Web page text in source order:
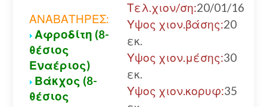
ΑΝΑΒΑΤΗΡΕΣ:
Αφροδίτη (8-
θέσιος
Εναέριος)
Βάκχος (8-
θέσιος
Τελ.χιον/ση:20/01/16
Υψος χιον.βάσης:20
εκ.
Υψος χιον.μέσης:30
εκ.
Υψος χιον.κορυφ:35